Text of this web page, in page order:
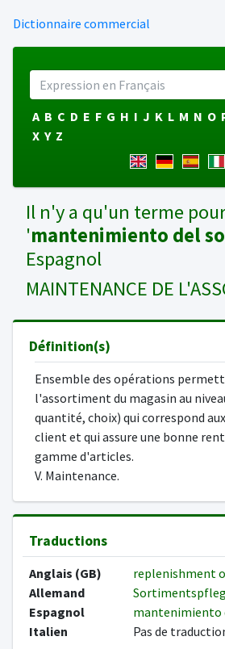
Dictionnaire commercial
A B C D E F G H I J K L M N O
X Y Z
Il n'y a qu'un terme
'mantenimiento del
Espagnol
MAINTENANCE DE
Définition(s)
Ensemble des opérations
l'assortiment du magasin au
quantité, choix) qui correspond
client et qui assure une bonne
gamme d'articles.
V. Maintenance.
Traductions
Anglais (GB)
replenishment
Allemand
Espagnol
mantenimiento
Italien
Pas de